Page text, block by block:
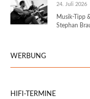
24. Juli 2026
Musik-Tipp
Stephan
WERBUNG
HIFI-TERMINE